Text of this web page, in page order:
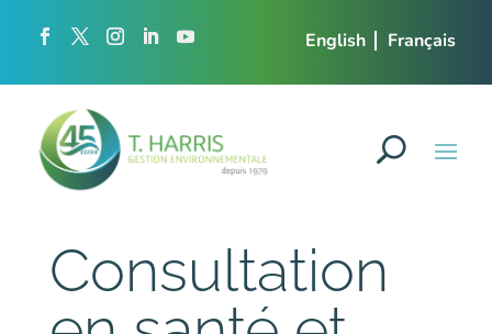
English Français
Consultation